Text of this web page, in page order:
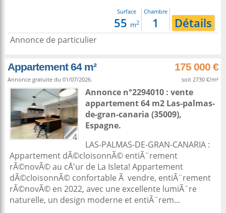
Surface
55 m2
Chambre
1 Détails
Annonce de particulier
Appartement 64 m² 175 000 €
Annonce gratuite du 01/07/2026. soit 2730 €/m²
4
Annonce n°2294010 : vente
appartement 64 m2 Las-palmas-
de-gran-canaria (35009),
Espagne.
LAS-PALMAS-DE-GRAN-CANARIA :
Appartement dÃ©cloisonnÃ© entiÃ¨rement
rÃ©novÃ© au cÅ'ur de La Isleta! Appartement
dÃ©cloisonnÃ© confortable Ã vendre, entiÃ¨rement
rÃ©novÃ© en 2022, avec une excellente lumiÃ¨re
naturelle, un design moderne et entiÃ¨rem...